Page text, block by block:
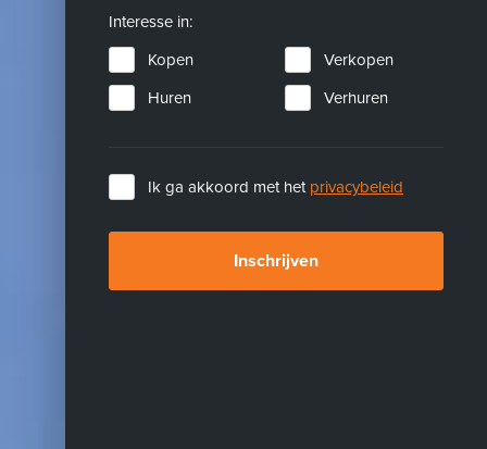
Interesse in:
Kopen
Verkopen
Huren
Verhuren
Ik ga akkoord met het privacybeleid
Inschrijven